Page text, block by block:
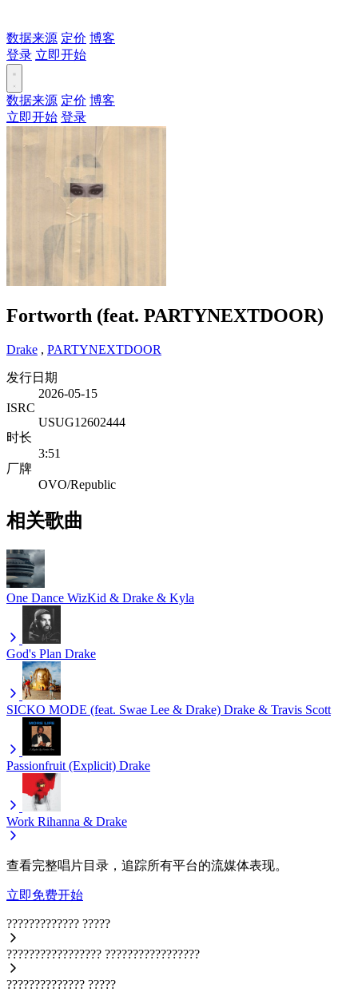
数据来源 定价 博客
登录 立即开始
数据来源 定价 博客
立即开始 登录
Fortworth (feat. PARTYNEXTDOOR)
Drake , PARTYNEXTDOOR
发行日期
2026-05-15
ISRC
USUG12602444
时长
3:51
厂牌
OVO/Republic
相关歌曲
One Dance WizKid & Drake & Kyla
God's Plan Drake
SICKO MODE (feat. Swae Lee & Drake) Drake & Travis Scott
Passionfruit (Explicit) Drake
Work Rihanna & Drake
查看完整唱片目录，追踪所有平台的流媒体表现。
立即免费开始
????????????? ?????
????????????????? ?????????????????
?????????????? ?????